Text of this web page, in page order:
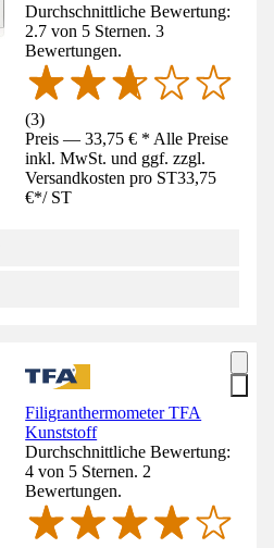
Durchschnittliche Bewertung:
2.7 von 5 Sternen. 3
Bewertungen.
(3)
Preis — 33,75 € * Alle Preise
inkl. MwSt. und ggf. zzgl.
Versandkosten pro ST33,75
€*/ ST
Filigranthermometer TFA
Kunststoff
Durchschnittliche Bewertung:
4 von 5 Sternen. 2
Bewertungen.